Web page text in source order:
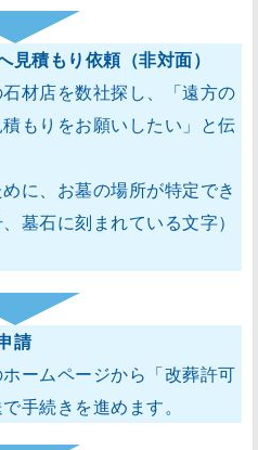
積もり依頼（非対面）
材店を数社探し、「遠方の
もりをお願いしたい」と伝
に、お墓の場所が特定でき
墓石に刻まれている文字）
請
ームページから「改葬許可
手続きを進めます。